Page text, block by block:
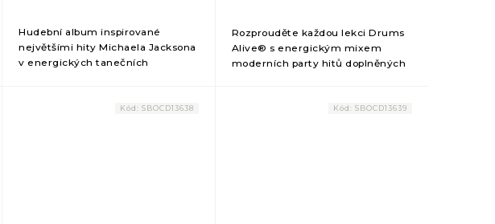
Hudební album inspirované
největšími hity Michaela Jacksona
v energických tanečních
stopáž přibližně 78 minut z...
Rozprouděte každou lekci Drums
Alive® s energickým mixem
moderních party hitů doplněných
Kód: SBOCD13638 Kód: SBOCD13639